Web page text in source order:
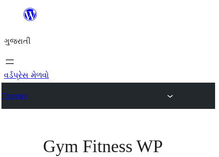
કંટેન્ટ(લખાણ)
જાઓ
ગુજરાતી
વર્ડપ્રેસ મેળવો
Themes
Gym Fitness WP